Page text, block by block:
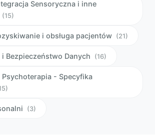
Sensoryczna i inne
(15)
i obsługa pacjentów (21)
i Bezpieczeństwo Danych (16)
- Specyfika
(3)